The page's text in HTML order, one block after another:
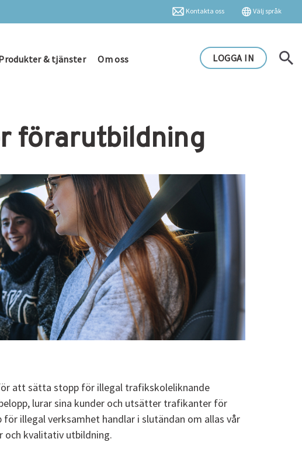
Välj språk
Kontakta oss
& tjänster Om oss LOGGA IN
förarutbildning
att sätta stopp för illegal trafikskoleliknande
lurar sina kunder och utsätter trafikanter för
illegal verksamhet handlar i slutändan om allas vår
och kvalitativ utbildning.